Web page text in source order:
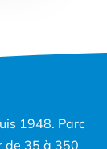
1948. Parc
de 35 à 350